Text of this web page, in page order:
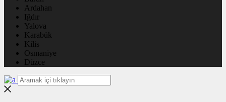
Ardahan
Iğdır
Yalova
Karabük
Kilis
Osmaniye
Düzce